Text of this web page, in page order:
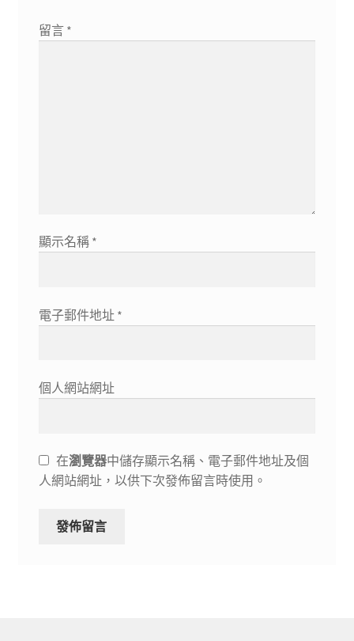
留言 *
顯示名稱 *
電子郵件地址 *
個人網站網址
在瀏覽器中儲存顯示名稱、電子郵件地址及個
人網站網址，以供下次發佈留言時使用。